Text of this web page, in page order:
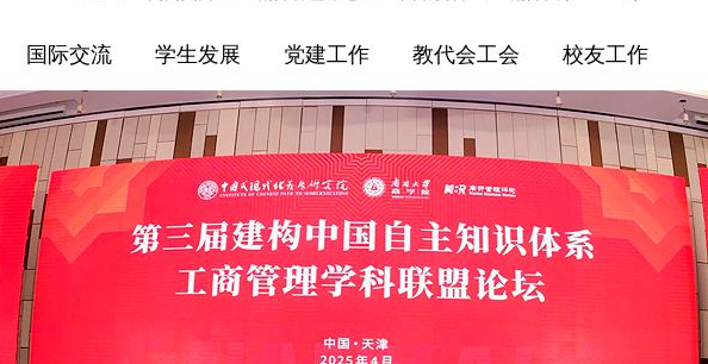
国际交流 学生发展 党建工作 教代会工会 校友工作